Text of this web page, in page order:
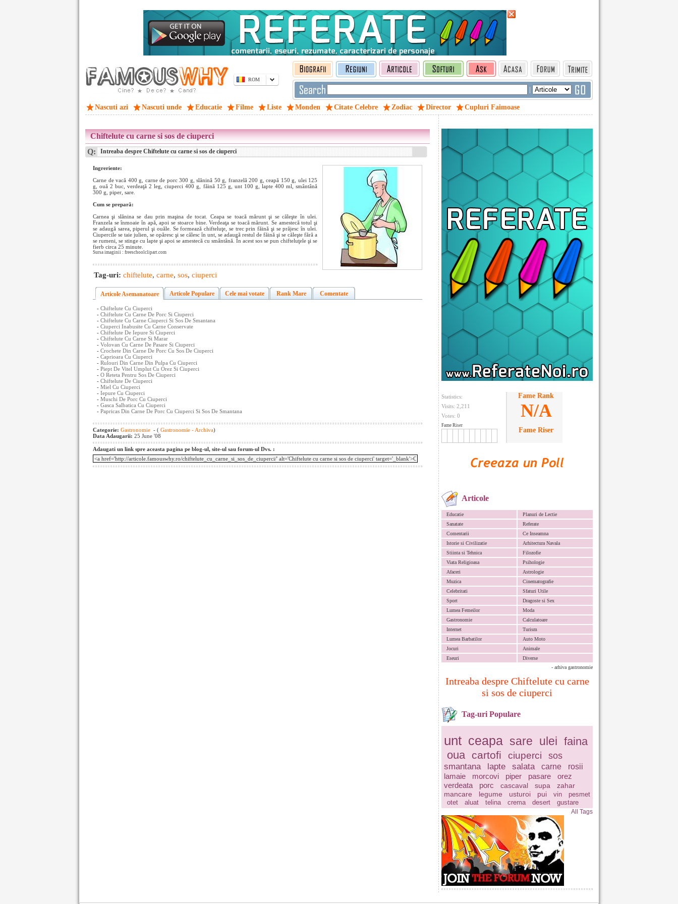
ROM
|
Nascuti azi Nascuti unde Educatie Filme Liste Monden Citate Celebre Zodiac Director Cupluri Faimoase
Statistics:
Visits: 2,211
Votes: 0
Fame Riser
Fame Rank
N/A
Fame Riser
Articole
Educatie
Planuri de Lectie
Sanatate
Referate
Comentarii
Ce Inseamna
Istorie si Civilizatie
Arhitectura Navala
Stiinta si Tehnica
Filozofie
Viata Religioasa
Psihologie
Afaceri
Astrologie
Muzica
Cinematografie
Celebritati
Sfaturi Utile
Sport
Dragoste si Sex
Lumea Femeilor
Moda
Gastronomie
Calculatoare
Internet
Turism
Lumea Barbatilor
Auto Moto
Jocuri
Animale
Eseuri
Diverse
- arhiva gastronomie
Intreaba despre Chiftelute cu carne
si sos de ciuperci
Tag-uri Populare
unt ceapa sare ulei faina
oua
cartofi ciuperci sos
smantana lapte salata carne
rosii
lamaie
morcovi piper pasare
orez
verdeata
porc cascaval supa
zahar
mancare
legume usturoi pui vin
pesmet
otet
aluat telina crema desert gustare
All Tags
Chiftelute cu carne si sos de ciuperci
Q: Intreaba despre Chiftelute cu carne si sos de ciuperci
Ingreriente:
Carne de vacă 400 g, carne de porc 300 g, slănină 50 g, franzelă 200 g, ceapă 150 g, ulei 125
g, ouă 2 buc, verdeaţă 2 leg, ciuperci 400 g, făină 125 g, unt 100 g, lapte 400 ml, smântână
300 g, piper, sare.
Cum se prepară:
Carnea şi slănina se dau prin maşina de tocat. Ceapa se toa­că mărunt şi se căleşte în ulei.
Franzela se înmoaie în apă, apoi se stoarce bine. Verdeaţa se toacă mărunt. Se amestecă totul şi
se adaugă sarea, piperul şi ouăle. Se formează chifteluţe, se trec prin făină şi se prăjesc în ulei.
Ciupercile se taie julien, se opă­resc şi se călesc în unt, se adaugă restul de făină şi se căleşte fără a
se rumeni, se stinge cu lapte şi apoi se amestecă cu smântână. În acest sos se pun chifteluţele şi se
fierb circa 25 minute.
Sursa imaginii : freeschoolclipart.com
Tag-uri: chiftelute, carne, sos, ciuperci
Articole Asemanatoare Articole Populare Cele mai votate Rank Mare Comentate
- Chiftelute Cu Ciuperci
- Chiftelute Cu Carne De Porc Si Ciuperci
- Chiftelute Cu Carne Ciuperci Si Sos De Smantana
- Ciuperci Inabusite Cu Carne Conservate
- Chiftelute De Iepure Si Ciuperci
- Chiftelute Cu Carne Si Marar
- Volovan Cu Carne De Pasare Si Ciuperci
- Crochete Din Carne De Porc Cu Sos De Ciuperci
- Caprioara Cu Ciuperci
- Rulouri Din Carne Din Pulpa Cu Ciuperci
- Piept De Vitel Umplut Cu Orez Si Ciuperci
- O Reteta Pentru Sos De Ciuperci
- Chiftelute De Ciuperci
- Miel Cu Ciuperci
- Iepure Cu Ciuperci
- Muschi De Porc Cu Ciuperci
- Gasca Salbatica Cu Ciuperci
- Papricas Din Carne De Porc Cu Ciuperci Si Sos De Smantana
Categorie: Gastronomie - ( Gastronomie - Archiva)
Data Adaugarii: 25 June '08
Adaugati un link spre aceasta pagina pe blog-ul, site-ul sau forum-ul Dvs. :